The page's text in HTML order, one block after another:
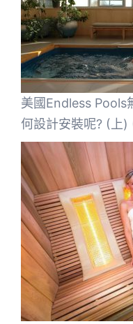
美國Endless Pools
何設計安裝呢? (上)